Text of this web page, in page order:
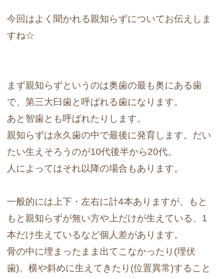
今回はよく聞かれる親知らずについてお伝えしま
すね☆
まず親知らずというのは奥歯の最も奥にある歯
で、第三大臼歯と呼ばれる歯になります。
あと智歯とも呼ばれたりします。
親知らずは永久歯の中で最後に発育します。だい
たい生えそろうのが10代後半から20代。
人によってはそれ以降の場合もあります。
一般的には上下・左右に計4本ありますが、もと
もと親知らずが無い方や上だけが生えている、1
本だけ生えているなど個人差があります。
骨の中に埋まったまま出てこなかったり(埋伏
歯)、横や斜めに生えてきたり(位置異常)すること